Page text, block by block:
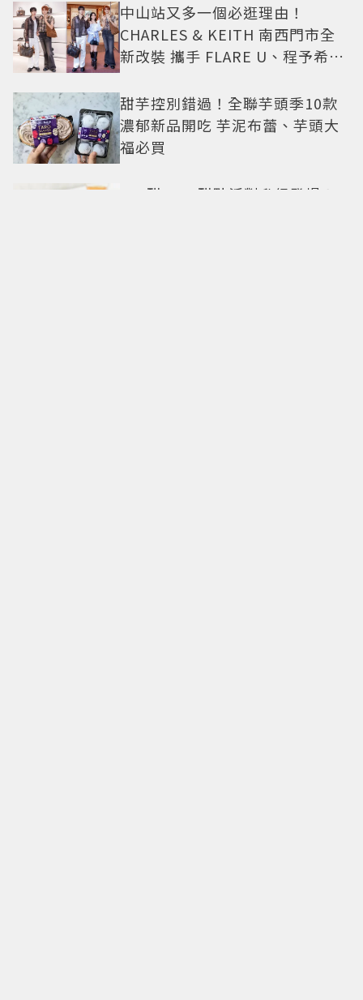
中山站又多一個必逛理由！
CHARLES & KEITH 南西門市全
新改裝 攜手 FLARE U、程予希演
甜芋控別錯過！全聯芋頭季10款
濃郁新品開吃 芋泥布蕾、芋頭大
福必買
500甜2026甜點派對升級登場！